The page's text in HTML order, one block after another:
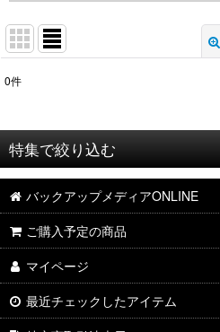
表示数
並び順 :
絞り込む
0件
特集で絞り込む
IBM
HPE
富士フイルム
Lenovo
バックアップメディアONLINE
ご購入予定の商品
マイページ
最近チェックしたアイテム